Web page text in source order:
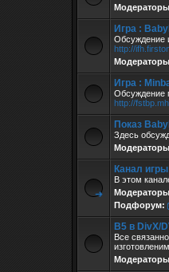
Игра :
Обсуждение
http://
Игра :
Обсуждение
http://
Показ
Здесь
Канал
В этом
Подфорум:
B5 в DivX/
Все